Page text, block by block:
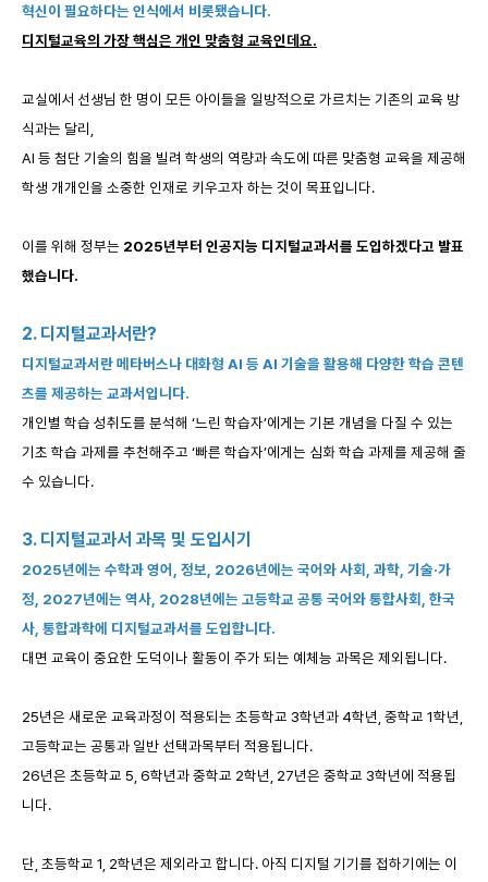
혁신이 필요하다는 인식에서 비롯됐습니다.
디지털교육의 가장 핵심은 개인 맞춤형 교육인데요.
교실에서 선생님 한 명이 모든 아이들을 일방적으로 가르치는 기존의 교육 방
식과는 달리,
AI 등 첨단 기술의 힘을 빌려 학생의 역량과 속도에 따른 맞춤형 교육을 제공해
학생 개개인을 소중한 인재로 키우고자 하는 것이 목표입니다.
이를 위해 정부는 2025년부터 인공지능 디지털교과서를 도입하겠다고 발표
했습니다.
2. 디지털교과서란?
디지털교과서란 메타버스나 대화형 AI 등 AI 기술을 활용해 다양한 학습 콘텐
츠를 제공하는 교과서입니다.
개인별 학습 성취도를 분석해 ‘느린 학습자’에게는 기본 개념을 다질 수 있는
기초 학습 과제를 추천해주고 ‘빠른 학습자’에게는 심화 학습 과제를 제공해 줄
수 있습니다.
3. 디지털교과서 과목 및 도입시기
2025년에는 수학과 영어, 정보, 2026년에는 국어와 사회, 과학, 기술·가
정, 2027년에는 역사, 2028년에는 고등학교 공통 국어와 통합사회, 한국
사, 통합과학에 디지털교과서를 도입합니다.
대면 교육이 중요한 도덕이나 활동이 주가 되는 예체능 과목은 제외됩니다.
25년은 새로운 교육과정이 적용되는 초등학교 3학년과 4학년, 중학교 1학년,
고등학교는 공통과 일반 선택과목부터 적용됩니다.
26년은 초등학교 5, 6학년과 중학교 2학년, 27년은 중학교 3학년에 적용됩
니다.
단, 초등학교 1, 2학년은 제외라고 합니다. 아직 디지털 기기를 접하기에는 이